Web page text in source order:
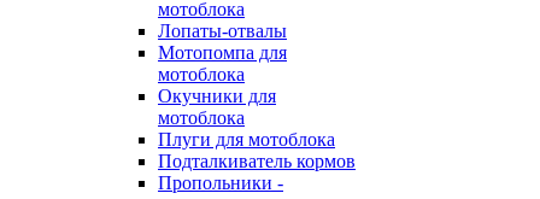
мотоблока
Лопаты-отвалы
Мотопомпа для
мотоблока
Окучники для
мотоблока
Плуги для мотоблока
Подталкиватель кормов
Пропольники -